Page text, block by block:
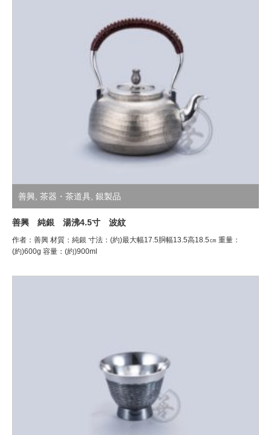
善興 茶器・茶道具 銀製品
善興 純銀 湯沸4.5寸 波紋
作者：善興 材質：純銀 寸法：(約)最大幅17.5胴幅13.5高18.5㎝ 重量：
(約)600g 容量：(約)900ml